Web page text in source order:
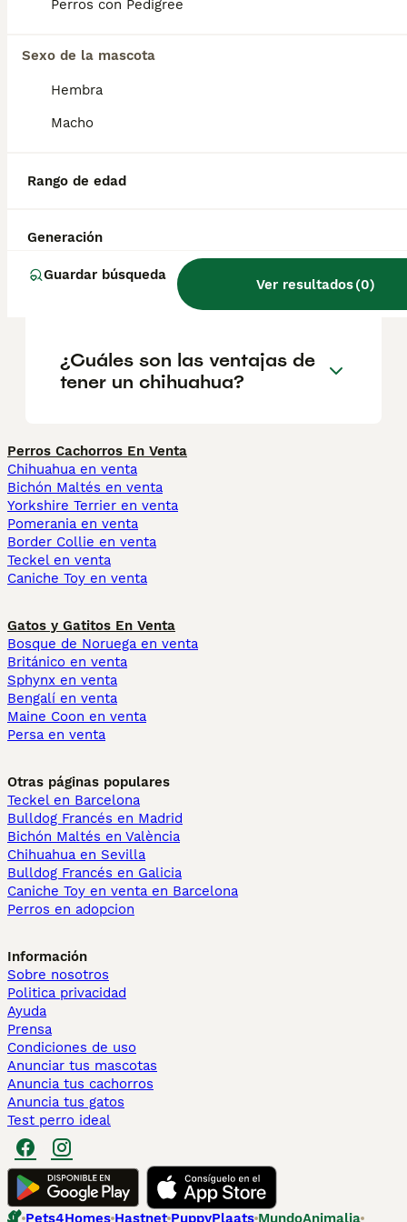
Perros con Pedigree
Sexo de la mascota
Hembra
Macho
Rango de edad
Generación
Guardar búsqueda
Ver resultados(0)
¿Cuáles son los 3 tipos de
¿Es bueno tener un
¿Cuánto debe caminar un
chihuahua al día?
¿Cuáles son las ventajas de
tener un chihuahua?
Perros Cachorros En Venta
Chihuahua en venta
Bichón Maltés en venta
Yorkshire Terrier en venta
Pomerania en venta
Border Collie en venta
Teckel en venta
Caniche Toy en venta
Gatos y Gatitos En Venta
Bosque de Noruega en venta
Británico en venta
Sphynx en venta
Bengalí en venta
Maine Coon en venta
Persa en venta
Otras páginas populares
Teckel en Barcelona
Bulldog Francés en Madrid
Bichón Maltés en València
Chihuahua en Sevilla
Bulldog Francés en Galicia
Caniche Toy en venta en Barcelona
Perros en adopcion
Información
Sobre nosotros
Politica privacidad
Ayuda
Prensa
Condiciones de uso
Anunciar tus mascotas
Anuncia tus cachorros
Anuncia tus gatos
Test perro ideal